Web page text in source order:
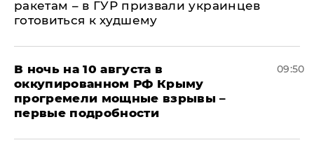
ракетам – в ГУР призвали украинцев
готовиться к худшему
В ночь на 10 августа в
оккупированном РФ Крыму
прогремели мощные взрывы –
первые подробности
09:50